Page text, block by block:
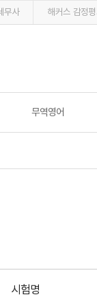
무사 해커스 감정
무역영어
시험명